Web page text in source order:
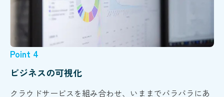
Point 4
ビジネスの可視化
クラウドサービスを組み合わせ、いままでバラバラにあ